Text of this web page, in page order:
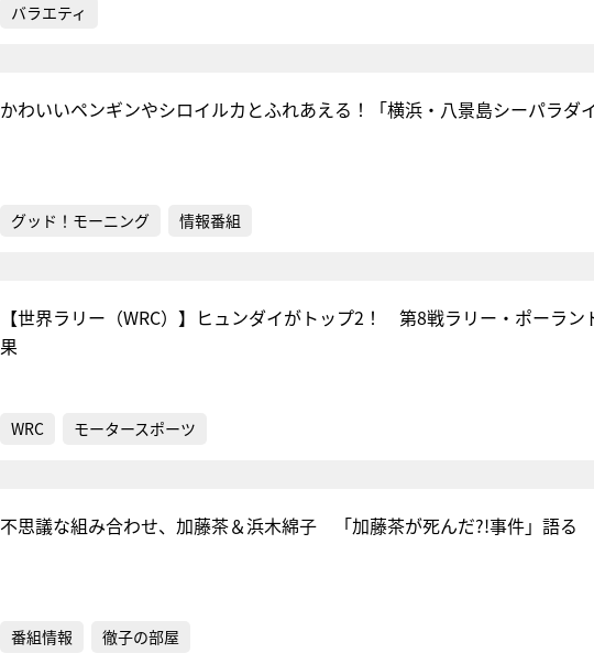
バラエティ
かわいいペンギンやシロイルカとふれあえる！「横浜・八景島シーパラダイ
グッド！モーニング 情報番組
【世界ラリー（WRC）】ヒュンダイがトップ2！ 第8戦ラリー・ポーラン
果
WRC モータースポーツ
不思議な組み合わせ、加藤茶＆浜木綿子 「加藤茶が死んだ?!事件」語る
番組情報 徹子の部屋